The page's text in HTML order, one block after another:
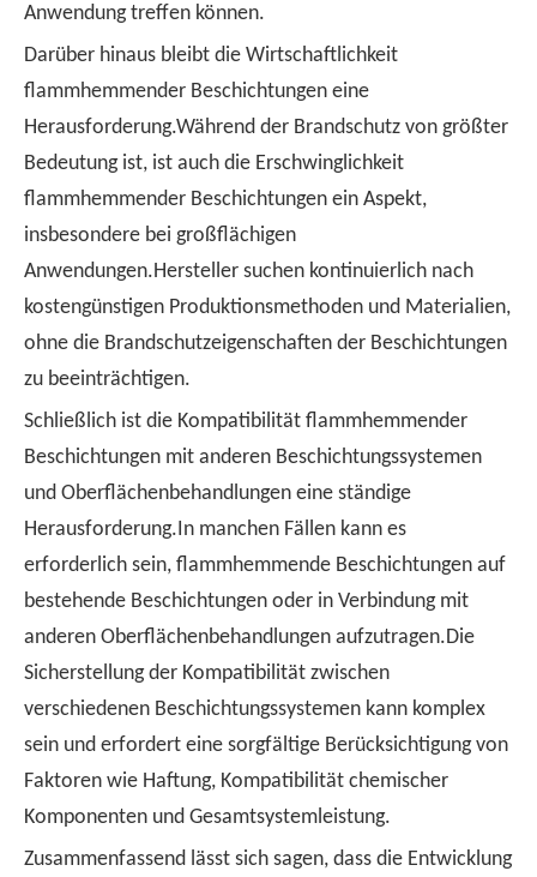
Anwendung treffen können.
Darüber hinaus bleibt die Wirtschaftlichkeit
flammhemmender Beschichtungen eine
Herausforderung.Während der Brandschutz von größter
Bedeutung ist, ist auch die Erschwinglichkeit
flammhemmender Beschichtungen ein Aspekt,
insbesondere bei großflächigen
Anwendungen.Hersteller suchen kontinuierlich nach
kostengünstigen Produktionsmethoden und Materialien,
ohne die Brandschutzeigenschaften der Beschichtungen
zu beeinträchtigen.
Schließlich ist die Kompatibilität flammhemmender
Beschichtungen mit anderen Beschichtungssystemen
und Oberflächenbehandlungen eine ständige
Herausforderung.In manchen Fällen kann es
erforderlich sein, flammhemmende Beschichtungen auf
bestehende Beschichtungen oder in Verbindung mit
anderen Oberflächenbehandlungen aufzutragen.Die
Sicherstellung der Kompatibilität zwischen
verschiedenen Beschichtungssystemen kann komplex
sein und erfordert eine sorgfältige Berücksichtigung von
Faktoren wie Haftung, Kompatibilität chemischer
Komponenten und Gesamtsystemleistung.
Zusammenfassend lässt sich sagen, dass die Entwicklung